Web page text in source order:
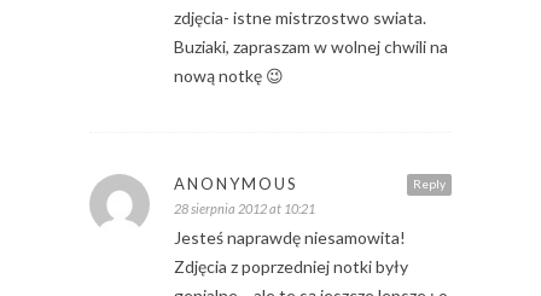
zdjęcia- istne mistrzostwo swiata.
Buziaki, zapraszam w wolnej chwili na
nową notkę 😉
Reply
ANONYMOUS
28 sierpnia 2012 at 10:21
Jesteś naprawdę niesamowita!
Zdjęcia z poprzedniej notki były